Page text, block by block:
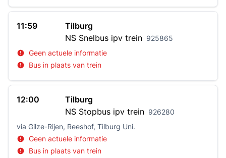
11:59
Tilburg
NS Snelbus ipv trein 925865
Geen actuele informatie
Bus in plaats van trein
12:00
Tilburg
NS Stopbus ipv trein 926280
via Gilze-Rijen, Reeshof, Tilburg Uni.
Geen actuele informatie
Bus in plaats van trein